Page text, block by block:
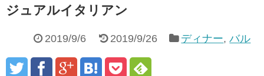
ジュアルイタリアン
2019/9/6 2019/9/26 ディナー,バル